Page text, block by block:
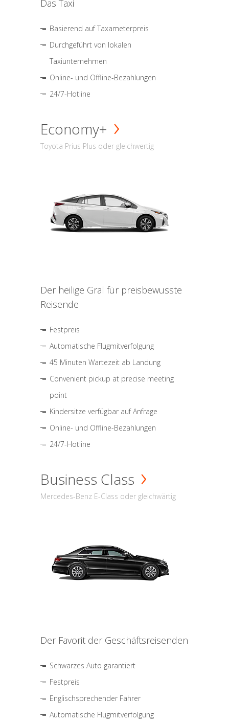
Das Taxi
Basierend auf Taxameterpreis
Durchgeführt von lokalen
Taxiunternehmen
Online- und Offline-Bezahlungen
24/7-Hotline
Economy+
Toyota Prius Plus oder gleichwertig
Der heilige Gral für preisbewusste
Reisende
Festpreis
Automatische Flugmitverfolgung
45 Minuten Wartezeit ab Landung
Convenient pickup at precise meeting
point
Kindersitze verfügbar auf Anfrage
Online- und Offline-Bezahlungen
24/7-Hotline
Business Class
Mercedes-Benz E-Class oder gleichwärtig
Der Favorit der Geschäftsreisenden
Schwarzes Auto garantiert
Festpreis
Englischsprechender Fahrer
Automatische Flugmitverfolgung